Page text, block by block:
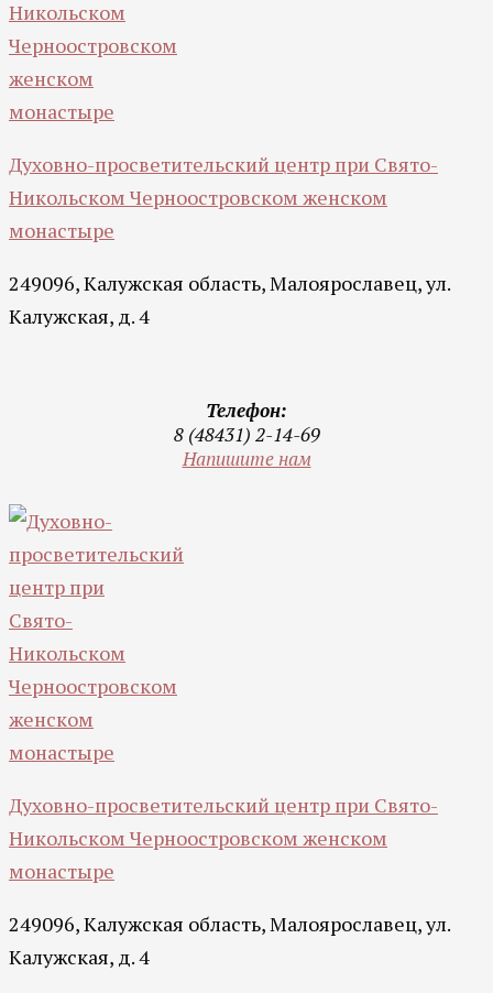
Духовно-просветительский центр при Свято-
Никольском Черноостровском женском
монастыре
249096, Калужская область, Малоярославец, ул.
Калужская, д. 4
Телефон:
8 (48431) 2-14-69
Напишите нам
Духовно-просветительский центр при Свято-
Никольском Черноостровском женском
монастыре
249096, Калужская область, Малоярославец, ул.
Калужская, д. 4